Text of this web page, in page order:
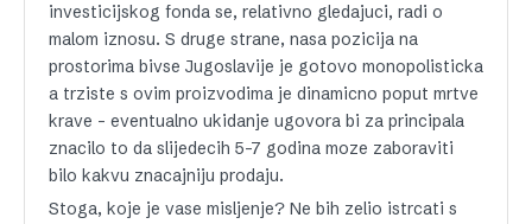
investicijskog fonda se, relativno gledajuci, radi o
malom iznosu. S druge strane, nasa pozicija na
prostorima bivse Jugoslavije je gotovo monopolisticka
a trziste s ovim proizvodima je dinamicno poput mrtve
krave – eventualno ukidanje ugovora bi za principala
znacilo to da slijedecih 5-7 godina moze zaboraviti
bilo kakvu znacajniju prodaju.
Stoga, koje je vase misljenje? Ne bih zelio istrcati s